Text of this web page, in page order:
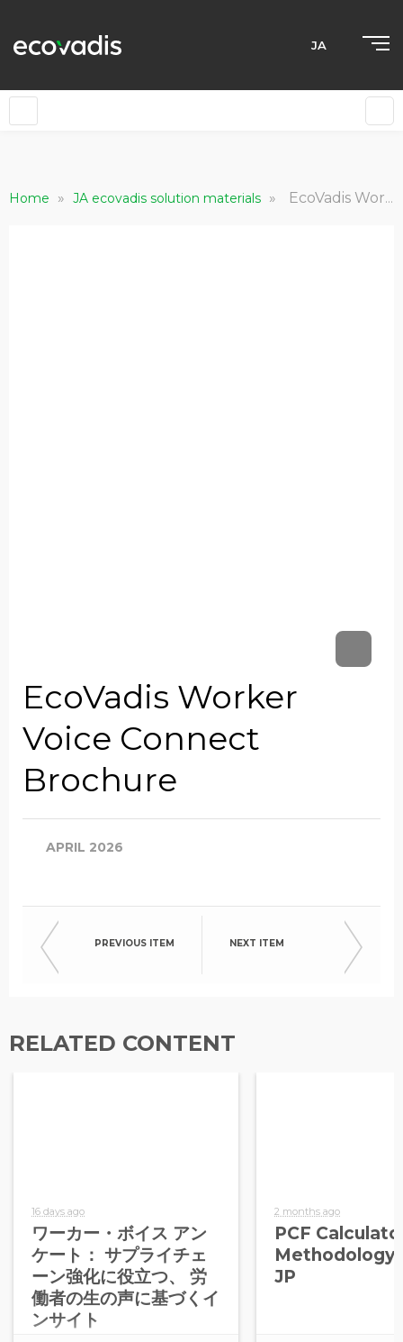
JA
Home » JA ecovadis solution materials » EcoVadis Worker Voice Connect Brochure
EcoVadis Worker
Voice Connect
Brochure
APRIL 2026
PREVIOUS ITEM NEXT ITEM
RELATED CONTENT
16 days ago
ワーカー・ボイス アン
ケート： サプライチェ
ーン強化に役立つ、 労
働者の生の声に基づくイ
ンサイト
2 months ago
PCF
Methodology
JP